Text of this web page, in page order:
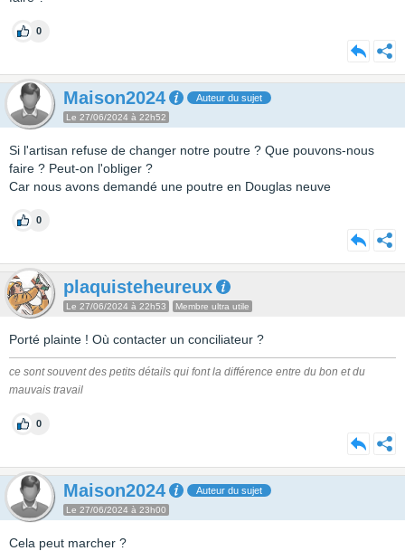
0
Maison2024 Auteur du sujet
Le 27/06/2024 à 22h52
Si l'artisan refuse de changer notre poutre ? Que pouvons-nous
faire ? Peut-on l'obliger ?
Car nous avons demandé une poutre en Douglas neuve
0
plaquisteheureux
Le 27/06/2024 à 22h53 Membre ultra utile
Porté plainte ! Où contacter un conciliateur ?
ce sont souvent des petits détails qui font la différence entre du bon et du
mauvais travail
0
Maison2024 Auteur du sujet
Le 27/06/2024 à 23h00
Cela peut marcher ?